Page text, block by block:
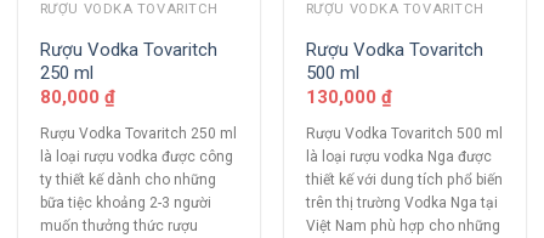
RƯỢU VODKA TOVARITCH
Rượu Vodka Tovaritch
250 ml
80,000 ₫
Rượu Vodka Tovaritch 250 ml
là loại rượu vodka được công
ty thiết kế dành cho những
bữa tiệc khoảng 2-3 người
muốn thưởng thức rượu
RƯỢU VODKA TOVARITCH
Rượu Vodka Tovaritch
500 ml
130,000 ₫
Rượu Vodka Tovaritch 500 ml
là loại rượu vodka Nga được
thiết kế với dung tích phổ biến
trên thị trường Vodka Nga tại
Việt Nam phù hợp cho những